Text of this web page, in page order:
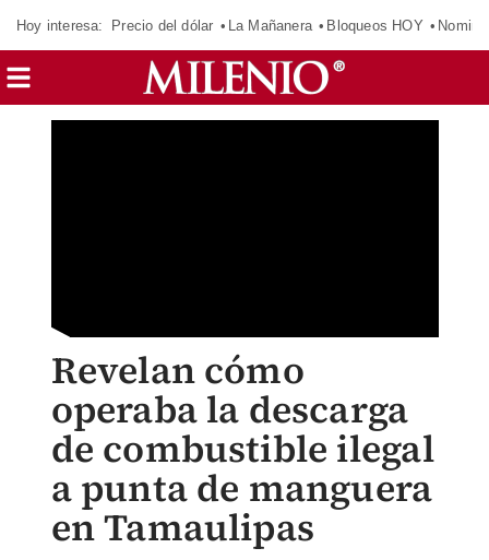
Hoy interesa: Precio del dólar La Mañanera Bloqueos HOY
Revelan cómo
operaba la descarga
de combustible ilegal
a punta de manguera
en Tamaulipas